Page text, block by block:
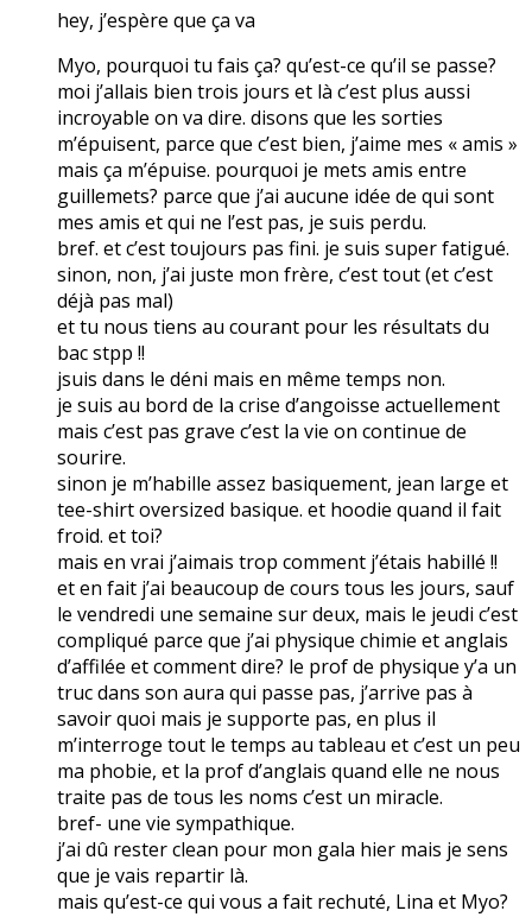
hey, j’espère que ça va
Myo, pourquoi tu fais ça? qu’est-ce qu’il se passe?
moi j’allais bien trois jours et là c’est plus aussi
incroyable on va dire. disons que les sorties
m’épuisent, parce que c’est bien, j’aime mes « amis »
mais ça m’épuise. pourquoi je mets amis entre
guillemets? parce que j’ai aucune idée de qui sont
mes amis et qui ne l’est pas, je suis perdu.
bref. et c’est toujours pas fini. je suis super fatigué.
sinon, non, j’ai juste mon frère, c’est tout (et c’est
déjà pas mal)
et tu nous tiens au courant pour les résultats du
bac stpp !!
jsuis dans le déni mais en même temps non.
je suis au bord de la crise d’angoisse actuellement
mais c’est pas grave c’est la vie on continue de
sourire.
sinon je m’habille assez basiquement, jean large et
tee-shirt oversized basique. et hoodie quand il fait
froid. et toi?
mais en vrai j’aimais trop comment j’étais habillé !!
et en fait j’ai beaucoup de cours tous les jours, sauf
le vendredi une semaine sur deux, mais le jeudi c’est
compliqué parce que j’ai physique chimie et anglais
d’affilée et comment dire? le prof de physique y’a un
truc dans son aura qui passe pas, j’arrive pas à
savoir quoi mais je supporte pas, en plus il
m’interroge tout le temps au tableau et c’est un peu
ma phobie, et la prof d’anglais quand elle ne nous
traite pas de tous les noms c’est un miracle.
bref- une vie sympathique.
j’ai dû rester clean pour mon gala hier mais je sens
que je vais repartir là.
mais qu’est-ce qui vous a fait rechuté, Lina et Myo?